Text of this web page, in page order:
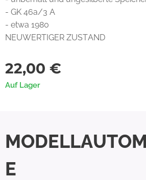
- GK 46a/3 A
- etwa 1980
NEUWERTIGER ZUSTAND
22,00 €
Auf Lager
E